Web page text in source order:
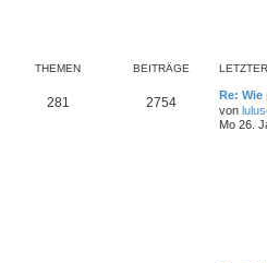
THEMEN BEITRÄGE
281 2754
Re:
von
Mo 26.